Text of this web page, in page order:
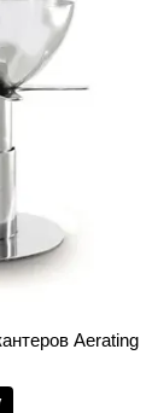
Aerating